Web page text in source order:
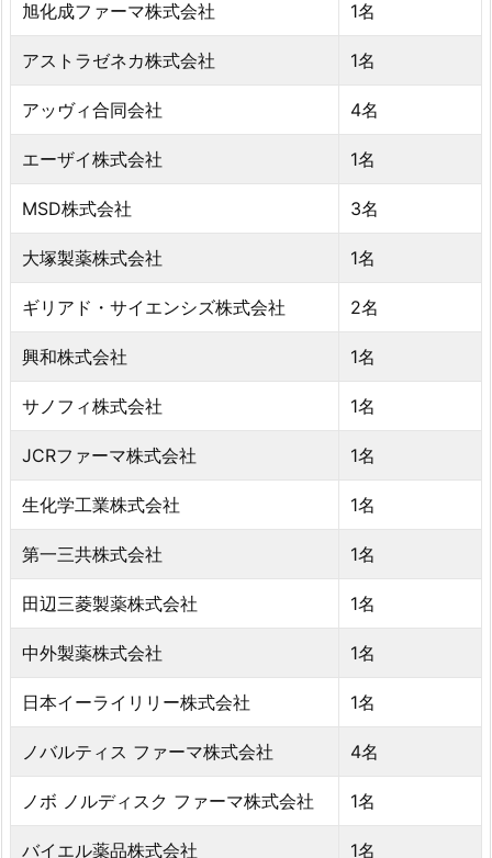
旭化成ファーマ株式会社 1名
アストラゼネカ株式会社 1名
アッヴィ合同会社 4名
エーザイ株式会社 1名
MSD株式会社 3名
大塚製薬株式会社 1名
ギリアド・サイエンシズ株式会社 2名
興和株式会社 1名
サノフィ株式会社 1名
JCRファーマ株式会社 1名
生化学工業株式会社 1名
第一三共株式会社 1名
田辺三菱製薬株式会社 1名
中外製薬株式会社 1名
日本イーライリリー株式会社 1名
ノバルティス ファーマ株式会社 4名
ノボ ノルディスク ファーマ株式会社 1名
バイエル薬品株式会社 1名